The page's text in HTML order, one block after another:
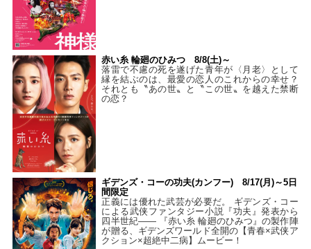
赤い糸 輪廻のひみつ 8/8(土)～
落雷で不慮の死を遂げた青年が〈月老〉として
縁を結ぶのは、最愛の恋人のこれからの幸せ？
それとも〝あの世〟と〝この世〟を越えた禁断
の恋？
ギデンズ・コーの功夫(カンフー) 8/17(月)～5日
間限定
正義には優れた武芸が必要だ。 ギデンズ・コー
による武侠ファンタジー小説『功夫』発表から
四半世紀―― 『赤い糸 輪廻のひみつ』の製作陣
が贈る、ギデンズワールド全開の【青春×武侠ア
クション×超絶中二病】ムービー！